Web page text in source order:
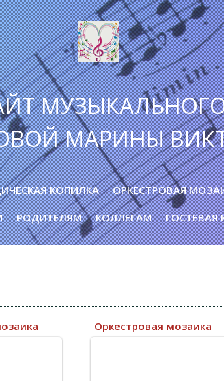
МАРИНЫ
КОПИЛКА ОРКЕСТРОВАЯ
РОДИТЕЛЯМ КОЛЛЕГАМ ГОСТЕВАЯ
Оркестровая мозаика